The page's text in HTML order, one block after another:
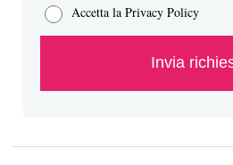
Accetta la Privacy Policy